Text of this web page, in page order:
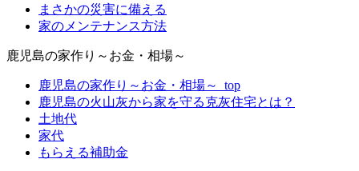
まさかの災害に備える
家のメンテナンス方法
鹿児島の家作り～お金・相場～
鹿児島の家作り～お金・相場～_top
鹿児島の火山灰から家を守る克灰住宅とは？
土地代
家代
もらえる補助金